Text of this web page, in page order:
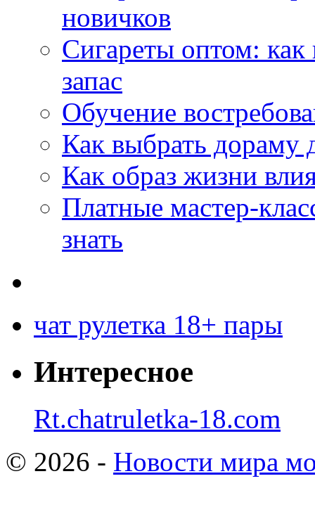
новичков
Сигареты оптом:
запас
Обучение
Как выбрать дораму
Как образ жизни
Платные мастер-
знать
чат рулетка 18+ пары
Интересное
Rt.chatruletka-18.com
© 2026 - Новости мира